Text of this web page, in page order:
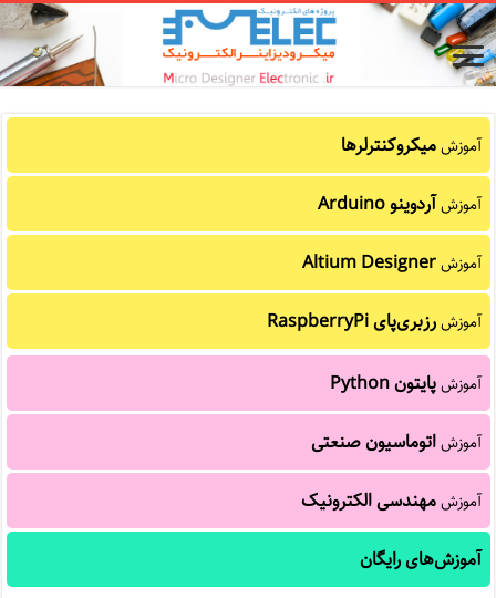
آموزشمیکروکنترلرها
آموزشآردوینو Arduino
آموزشAltium Designer
آموزشرزبری‌پای RaspberryPi
آموزشپایتون Python
آموزشاتوماسیون صنعتی
آموزشمهندسی الکترونیک
آموزش‌های رایگان